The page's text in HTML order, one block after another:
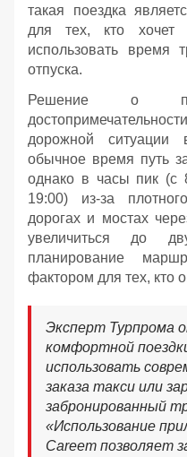
такая поездка
для тех, кто хочет
использовать время
отпуска.
Решение о
дорожной ситуации
обычное время путь
однако в часы пик
19:00) из-за
дорогах и мостах
увеличиться до
планирование
фактором для тех, кто
Эксперт Турпрома
комфортной
использовать
заказа такси или
забронированный
«Использование
Careem позволяет